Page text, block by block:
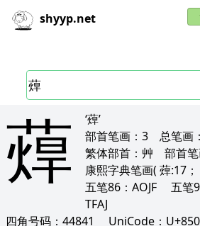
shyyp.net
蔊
‘蔊’
部首笔画： 3 总笔画：
繁体部首： 艸 部首笔
康熙字典笔画( 蔊:17
五笔86： AOJF 五笔
TFAJ
四角号码： 44841 UniCode：